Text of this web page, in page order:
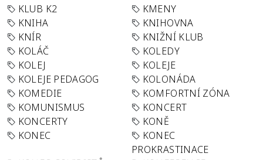
KLUB K2
KMENY
KNIHA
KNIHOVNA
KNÍR
KNIŽNÍ KLUB
KOLÁČ
KOLEDY
KOLEJ
KOLEJE
KOLEJE PEDAGOG
KOLONÁDA
KOMEDIE
KOMFORTNÍ ZÓNA
KOMUNISMUS
KONCERT
KONCERTY
KONĚ
KONEC
KONEC
PROKRASTINACE